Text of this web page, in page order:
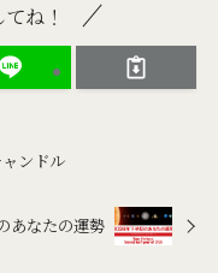
ね！
ンドル
あなたの運勢